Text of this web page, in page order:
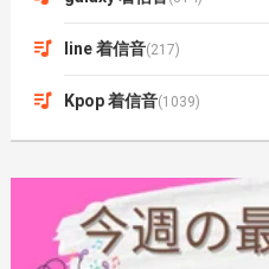
line 着信音(217)
Kpop 着信音(1039)